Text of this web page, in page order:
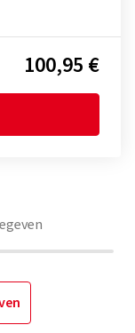
100,95 €